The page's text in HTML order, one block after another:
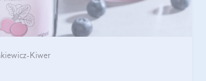
Kiwer